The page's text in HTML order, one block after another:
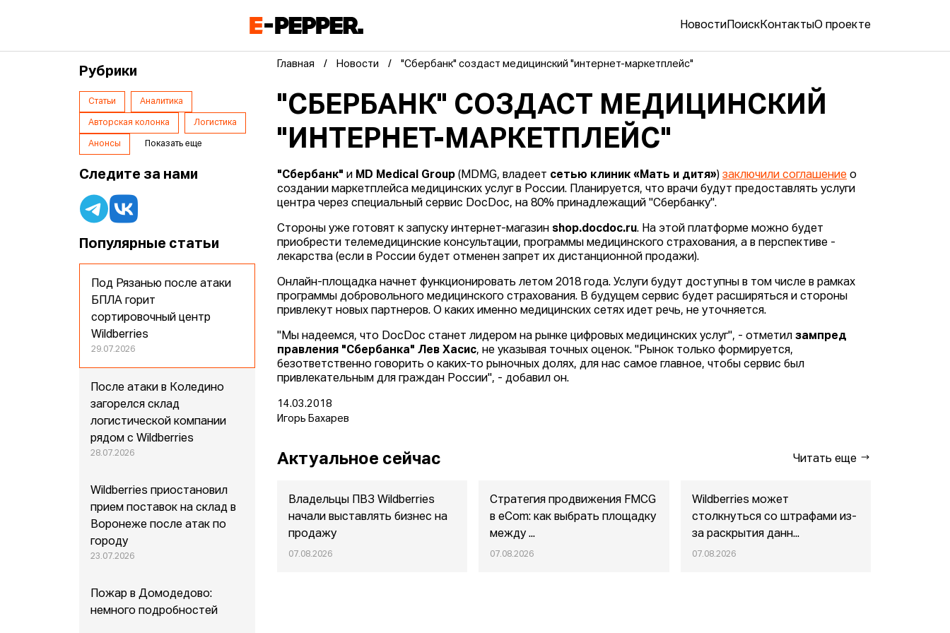
Новости ПоискКонтактыО проекте
Главная Новости "Сбербанк" создаст медицинский "интернет-маркетплейс"
"СБЕРБАНК" СОЗДАСТ МЕДИЦИНСКИЙ
"ИНТЕРНЕТ-МАРКЕТПЛЕЙС"
"Сбербанк" и MD Medical Group (MDMG, владеет сетью клиник «Мать и дитя»)заключили соглашение о
создании маркетплейса медицинских услуг в России. Планируется, что врачи будут предоставлять услуги
центра через специальный сервис DocDoc, на 80% принадлежащий "Сбербанку".
Стороны уже готовят к запуску интернет-магазин shop.docdoc.ru. На этой платформе можно будет
приобрести телемедицинские консультации, программы медицинского страхования, а в перспективе -
лекарства (если в России будет отменен запрет их дистанционной продажи).
Онлайн-площадка начнет функционировать летом 2018 года. Услуги будут доступны в том числе в рамках
программы добровольного медицинского страхования. В будущем сервис будет расширяться и стороны
привлекут новых партнеров. О каких именно медицинских сетях идет речь, не уточняется.
"Мы надеемся, что DocDoc станет лидером на рынке цифровых медицинских услуг", - отметилзампред
правления "Сбербанка" Лев Хасис, не указывая точных оценок. "Рынок только формируется,
безответственно говорить о каких-то рыночных долях, для нас самое главное, чтобы сервис был
привлекательным для граждан России", - добавил он.
14.03.2018
Игорь Бахарев
Актуальное сейчас Читать еще
Владельцы ПВЗ Wildberries
начали выставлять бизнес на
продажу
07.08.2026
Стратегия продвижения FMCG
в eСom: как выбрать площадку
между ...
07.08.2026
Wildberries может
столкнуться со штрафами из-
за раскрытия данн...
07.08.2026
Рубрики
Статьи Аналитика
Авторская колонка Логистика
Анонсы Показать еще
Следите за нами
Популярные статьи
Под Рязанью после атаки
БПЛА горит
сортировочный центр
Wildberries
29.07.2026
После атаки в Коледино
загорелся склад
логистической компании
рядом с Wildberries
28.07.2026
Wildberries приостановил
прием поставок на склад в
Воронеже после атак по
городу
23.07.2026
Пожар в Домодедово:
немного подробностей